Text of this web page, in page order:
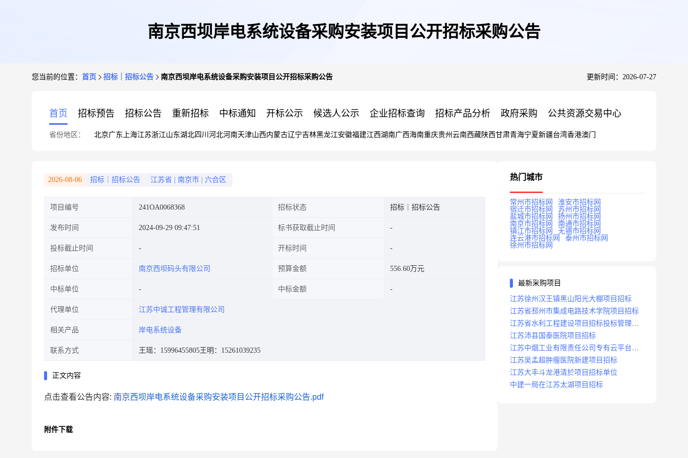
南京西坝岸电系统设备采购安装项目公开招标采购公告
您当前的位置： 首页 招标｜招标公告 南京西坝岸电系统设备采购安装项目公开招标采购公告 更新时间：2026-07-27
首页 招标预告 招标公告 重新招标 中标通知 开标公示 候选人公示 企业招标查询 招标产品分析 政府采购 公共资源交易中心
省份地区： 北京广东 上海江苏浙江山东湖北四川 河北河南天津山西内蒙古辽宁吉林黑龙江安徽福建江西湖南广西海南重庆贵州 云南西藏陕西甘肃青海宁夏新疆台湾香港澳门
2026-08-06 招标｜招标公告 江苏省 南京市 六合区
项目编号 241OA0068368 招标状态 招标｜招标公告
发布时间 2024-09-29 09:47:51 标书获取截止时间
投标截止时间 开标时间
招标单位 南京西坝码头有限公司 预算金额 556.60万元
中标单位 中标金额
代理单位 江苏中诚工程管理有限公司
相关产品 岸电系统设备
联系方式 王瑶：15996455805王明：15261039235
正文内容
点击查看公告内容: 南京西坝岸电系统设备采购安装项目公开招标采购公告.pdf
附件下载
热门城市
常州市招标网
淮安市招标网
宿迁市招标网
苏州市招标网
盐城市招标网
扬州市招标网
南京市招标网
南通市招标网
镇江市招标网
无锡市招标网
连云港市招标网
泰州市招标网
徐州市招标网
最新采购项目
江苏徐州汉王镇黑山阳光大棚项目招标
江苏省邳州市集成电路技术学院项目招标
江苏省水利工程建设项目招标投标管理办
法
江苏沛县国泰医院项目招标
江苏中烟工业有限责任公司专有云平台扩
容项目招标
江苏吴孟超肿瘤医院新建项目招标
江苏大丰斗龙港清於项目招标单位
中建一局在江苏太湖项目招标